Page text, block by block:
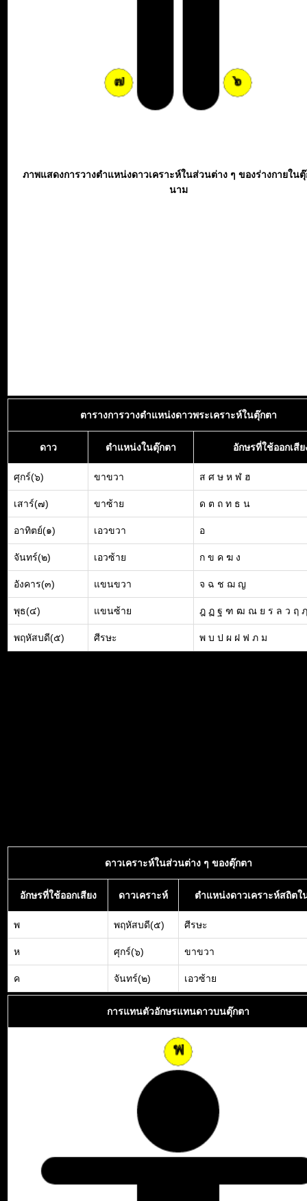
ภาพแสดงการวางตำแหน่งดาวเคราะห์ในส่วนต่าง ๆ ของร่างกายใน
นาม
ตารางการวางตำแหน่งดาวพระเคราะห์ในตุ๊กตา
ดาว ตำแหน่งในตุ๊กตา อักษรที่ใช้ออกเสีย
ศุกร์(๖) ขาขวา ส ศ ษ ห ฬ ฮ
เสาร์(๗) ขาซ้าย ด ต ถ ท ธ น
อาทิตย์(๑) เอวขวา อ
จันทร์(๒) เอวซ้าย ก ข ค ฆ ง
อังคาร(๓) แขนขวา จ ฉ ช ฌ ญ
พุธ(๔) แขนซ้าย ฎ ฏ ฐ ฑ ฒ ณ ย ร ล ว ฤ ฦ
พฤหัสบดี(๕) ศีรษะ พ บ ป ผ ฝ ฟ ภ ม
ดาวเคราะห์ในส่วนต่าง ๆ ของตุ๊กตา
อักษรที่ใช้ออกเสียง ดาวเคราะห์ ตำแหน่งดาวเคราะห์สถิตใ
พ พฤหัสบดี(๕) ศีรษะ
ห ศุกร์(๖) ขาขวา
ค จันทร์(๒) เอวซ้าย
การแทนตัวอักษรแทนดาวบนตุ๊กตา